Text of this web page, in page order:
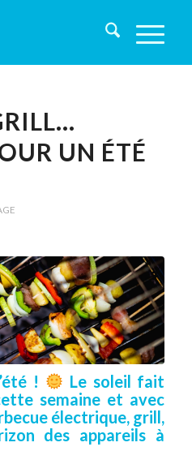
UN ÉTÉ
!
Le soleil fait
semaine et avec
électrique, grill,
des appareils à